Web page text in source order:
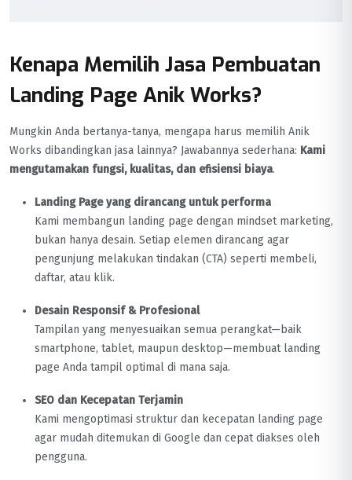
Kenapa Memilih Jasa Pembuatan
Landing Page Anik Works?
Mungkin Anda bertanya-tanya, mengapa harus memilih Anik
Works dibandingkan jasa lainnya? Jawabannya sederhana: Kami
mengutamakan fungsi, kualitas, dan efisiensi biaya.
Landing Page yang dirancang untuk performa
Kami membangun landing page dengan mindset marketing,
bukan hanya desain. Setiap elemen dirancang agar
pengunjung melakukan tindakan (CTA) seperti membeli,
daftar, atau klik.
Desain Responsif & Profesional
Tampilan yang menyesuaikan semua perangkat—baik
smartphone, tablet, maupun desktop—membuat landing
page Anda tampil optimal di mana saja.
SEO dan Kecepatan Terjamin
Kami mengoptimasi struktur dan kecepatan landing page
agar mudah ditemukan di Google dan cepat diakses oleh
pengguna.